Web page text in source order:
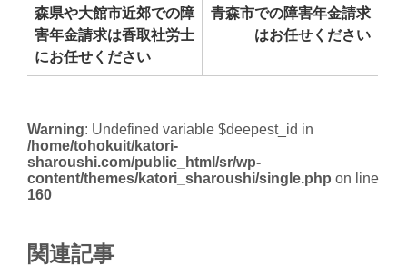
森県や大館市近郊での障
害年金請求は香取社労士
にお任せください
青森市での障害年金請求
はお任せください
Warning: Undefined variable $deepest_id in
/home/tohokuit/katori-
sharoushi.com/public_html/sr/wp-
content/themes/katori_sharoushi/single.php on line
160
関連記事